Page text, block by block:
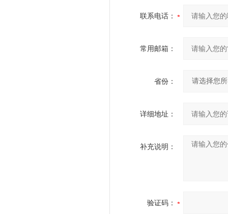
联系电话：
常用邮箱：
省份：
详细地址：
补充说明：
验证码：